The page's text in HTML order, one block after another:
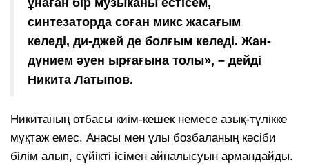
синтезаторда соған микс жасағым
келеді, ди-джей де болғым келеді. Жан-
дүнием әуен ырғағына толы», – дейді
Никита Латыпов.
Никитаның отбасы киім-кешек немесе азық-түлікке
мұқтаж емес. Анасы мен ұлы бозбаланың кәсіби
білім алып, сүйікті ісімен айналысуын армандайды.